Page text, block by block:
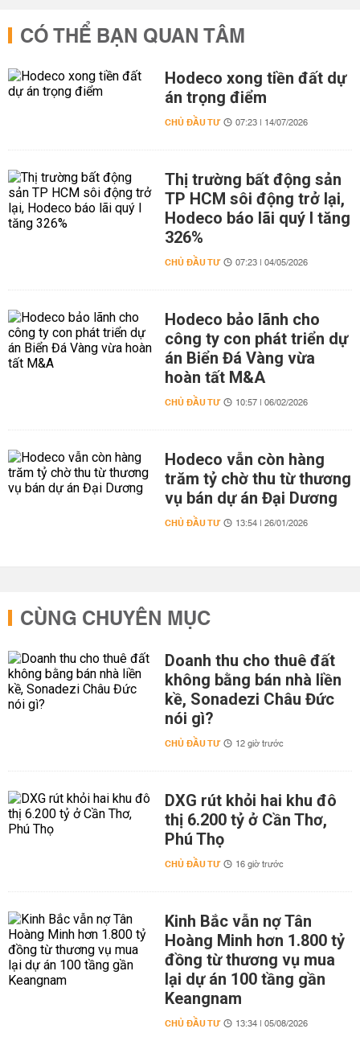
CÓ THỂ BẠN QUAN TÂM
Hodeco xong tiền đất dự
án trọng điểm
CHỦ ĐẦU TƯ 07:23 | 14/07/2026
Thị trường bất động sản
TP HCM sôi động trở lại,
Hodeco báo lãi quý I tăng
326%
CHỦ ĐẦU TƯ 07:23 | 04/05/2026
Hodeco bảo lãnh cho
công ty con phát triển dự
án Biển Đá Vàng vừa
hoàn tất M&A
CHỦ ĐẦU TƯ 10:57 | 06/02/2026
Hodeco vẫn còn hàng
trăm tỷ chờ thu từ thương
vụ bán dự án Đại Dương
CHỦ ĐẦU TƯ 13:54 | 26/01/2026
CÙNG CHUYÊN MỤC
Doanh thu cho thuê đất
không bằng bán nhà liền
kề, Sonadezi Châu Đức
nói gì?
CHỦ ĐẦU TƯ 12 giờ trước
DXG rút khỏi hai khu đô
thị 6.200 tỷ ở Cần Thơ,
Phú Thọ
CHỦ ĐẦU TƯ 16 giờ trước
Kinh Bắc vẫn nợ Tân
Hoàng Minh hơn 1.800 tỷ
đồng từ thương vụ mua
lại dự án 100 tầng gần
Keangnam
CHỦ ĐẦU TƯ 13:34 | 05/08/2026